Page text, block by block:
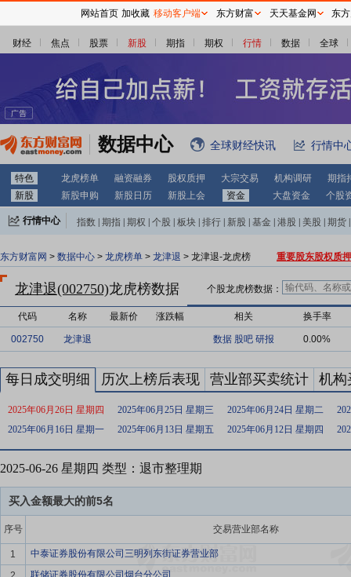
财经 焦点 股票 新股 期指 期权 行情 数据 全球
数据中心 全球财经快讯 行情中
特色 龙虎榜单 融资融券 股权质押 大宗交易 机构调研
期指
新股
新股申购 新股日历 新股上会 资金 大盘资金 个股
行情中心 指数 期指 期权 个股 板块 排行 新股 基金 港股 美股 期货
东方财富网 > 数据中心 > 龙虎榜单 > 龙津退 > 龙津退-龙虎榜 重要股东股权质
龙津退(002750)龙虎榜数据 个股龙虎榜数据：
代码 名称 最新价 涨跌幅 相关 换手率
002750 龙津退 数据 股吧 研报 0.00%
每日成交明细 历次上榜后表现 营业部买卖统计 机构
2025年06月26日 星期四 2025年06月25日 星期三 2025年06月24日 星期二
2025年06月16日 星期一
2025年06月13日 星期五 2025年06月12日 星期四
2025-06-26 星期四 类型：退市整理期
买入金额最大的前5名
序号 交易营业部名称
1
中泰证券股份有限公司三明列东街证券营业部
联储证券股份有限公司烟台分公司
网站首页 加收藏 移动客户端 东方财富 天天基金网 东